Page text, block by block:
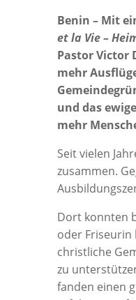
Benin – Mit
et la Vie –
Pastor Victor
mehr
und das
mehr
Seit vielen
zusammen.
Dort konnten
oder Friseurin
christliche
zu
fanden einen